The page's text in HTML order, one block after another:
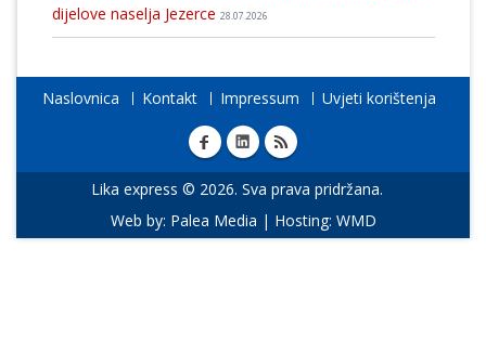
dijelove naselja Jezerce 28.07.2026
Naslovnica Kontakt Impressum Uvjeti korištenja
Lika express © 2026. Sva prava pridržana.
Web by: Palea Media | Hosting: WMD